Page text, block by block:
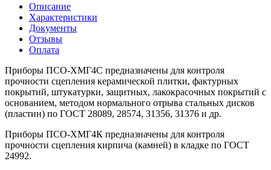
Описание
Характеристики
Документы
Отзывы
Оплата
Приборы ПСО-ХМГ4С предназначены для контроля
прочности сцепления керамической плитки, фактурных
покрытий, штукатурки, защитных, лакокрасочных покрытий с
основанием, методом нормального отрыва стальных дисков
(пластин) по ГОСТ 28089, 28574, 31356, 31376 и др.
Приборы ПСО-ХМГ4К предназначены для контроля
прочности сцепления кирпича (камней) в кладке по ГОСТ
24992.